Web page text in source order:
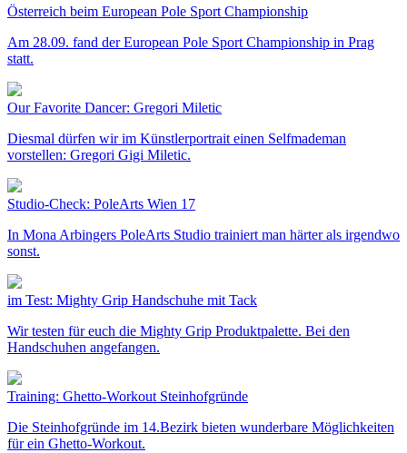
Österreich beim European Pole Sport Championship
Am 28.09. fand der European Pole Sport Championship in Prag
statt.
Our Favorite Dancer: Gregori Miletic
Diesmal dürfen wir im Künstlerportrait einen Selfmademan
vorstellen: Gregori Gigi Miletic.
Studio-Check: PoleArts Wien 17
In Mona Arbingers PoleArts Studio trainiert man härter als irgendwo
sonst.
im Test: Mighty Grip Handschuhe mit Tack
Wir testen für euch die Mighty Grip Produktpalette. Bei den
Handschuhen angefangen.
Training: Ghetto-Workout Steinhofgründe
Die Steinhofgründe im 14.Bezirk bieten wunderbare Möglichkeiten
für ein Ghetto-Workout.